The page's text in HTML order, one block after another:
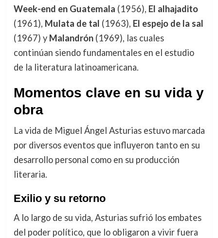
Week-end en Guatemala (1956), El alhajadito
(1961), Mulata de tal (1963), El espejo de la sal
(1967) y Malandrón(1969), las cuales
continúan siendo fundamentales en el estudio
de la literatura latinoamericana.
Momentos clave en su vida y
obra
La vida de Miguel Ángel Asturias estuvo marcada
por diversos eventos que influyeron tanto en su
desarrollo personal como en su producción
literaria.
Exilio y su retorno
A lo largo de su vida, Asturias sufrió los embates
del poder político, que lo obligaron a vivir fuera